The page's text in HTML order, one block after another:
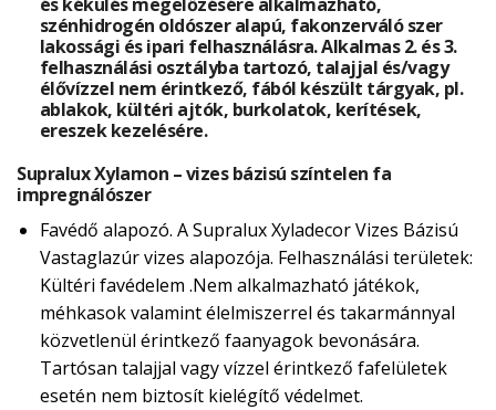
szénhidrogén oldószer alapú, fakonzerváló szer
lakossági és ipari felhasználásra. Alkalmas 2. és 3.
felhasználási osztályba tartozó, talajjal és/vagy
élővízzel nem érintkező, fából készült tárgyak, pl.
ablakok, kültéri ajtók, burkolatok, kerítések,
ereszek kezelésére.
Supralux Xylamon – vizes bázisú színtelen fa
impregnálószer
Favédő alapozó. A Supralux Xyladecor Vizes Bázisú
Vastaglazúr vizes alapozója. Felhasználási területek:
Kültéri favédelem .Nem alkalmazható játékok,
méhkasok valamint élelmiszerrel és takarmánnyal
közvetlenül érintkező faanyagok bevonására.
Tartósan talajjal vagy vízzel érintkező fafelületek
esetén nem biztosít kielégítő védelmet.